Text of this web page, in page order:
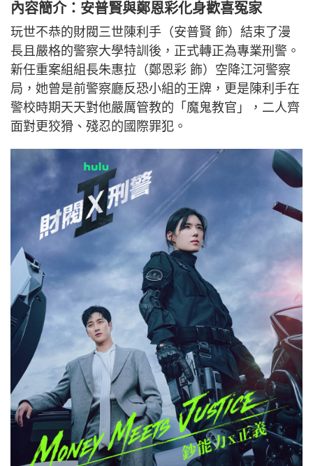
內容簡介：安普賢與鄭恩彩化身歡喜冤家
玩世不恭的財閥三世陳利手（安普賢 飾）結束了漫
長且嚴格的警察大學特訓後，正式轉正為專業刑警。
新任重案組組長朱惠拉（鄭恩彩 飾）空降江河警察
局，她曾是前警察廳反恐小組的王牌，更是陳利手在
警校時期天天對他嚴厲管教的「魔鬼教官」，二人齊
面對更狡猾、殘忍的國際罪犯。